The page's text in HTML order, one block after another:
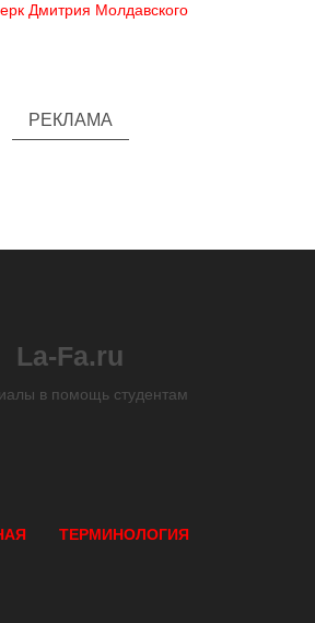
Дмитрия Молдавского
РЕКЛАМА
La-Fa.ru
в помощь студентам
ТЕРМИНОЛОГИЯ